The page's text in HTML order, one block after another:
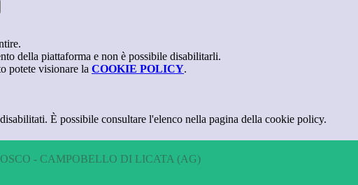
della piattaforma e non è possibile disabilitarli.
potete visionare la COOKIE POLICY.
È possibile consultare l'elenco nella pagina della cookie policy.
- CAMPOBELLO DI LICATA (AG)